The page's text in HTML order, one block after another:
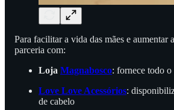
Para facilitar a vida das mães e aumentar
parceria com:
Loja Magnabosco: fornece todo
Love Love Acessórios:
de cabelo